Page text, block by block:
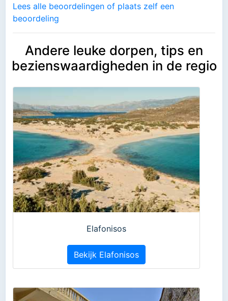
Lees alle beoordelingen of plaats zelf een
beoordeling
Andere leuke dorpen, tips en
bezienswaardigheden in de regio
Elafonisos
Bekijk Elafonisos